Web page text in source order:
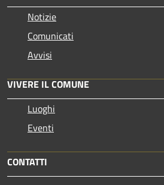
Notizie
Comunicati
Avvisi
VIVERE IL COMUNE
Luoghi
Eventi
CONTATTI